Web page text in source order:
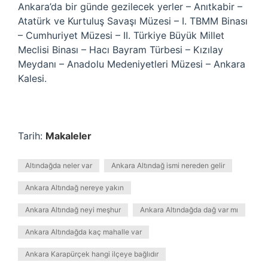
Ankara’da bir günde gezilecek yerler – Anıtkabir –
Atatürk ve Kurtuluş Savaşı Müzesi – I. TBMM Binası
– Cumhuriyet Müzesi – II. Türkiye Büyük Millet
Meclisi Binası – Hacı Bayram Türbesi – Kızılay
Meydanı – Anadolu Medeniyetleri Müzesi – Ankara
Kalesi.
Tarih: Makaleler
Altındağda neler var Ankara Altındağ ismi nereden gelir
Ankara Altındağ nereye yakın
Ankara Altındağ neyi meşhur Ankara Altındağda dağ var mı
Ankara Altındağda kaç mahalle var
Ankara Karapürçek hangi ilçeye bağlıdır